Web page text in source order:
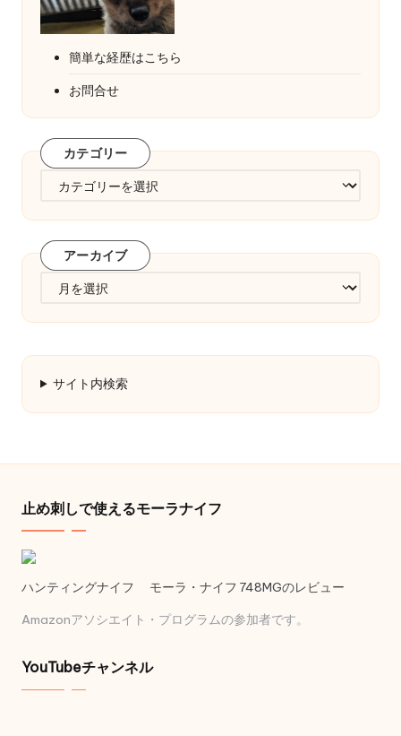
簡単な経歴はこちら
お問合せ
カテゴリー
ゴ
リ
ー
アーカイブ
カ
サイト内検索
止め刺しで使えるモーラナイフ
ハンティングナイフ モーラ・ナイフ 748MGのレビュー
Amazonアソシエイト・プログラムの参加者です。
YouTubeチャンネル